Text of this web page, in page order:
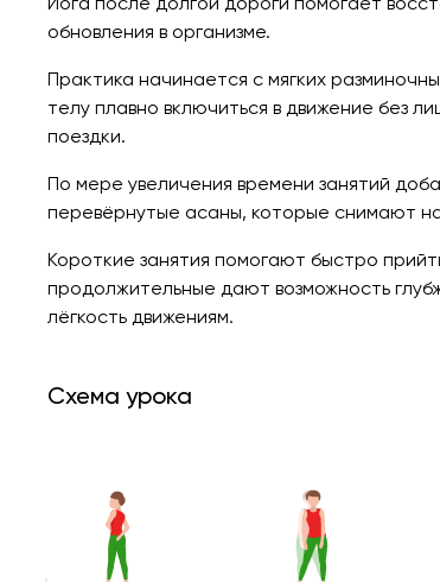
обновления в организме.
Практика начинается с мягких
телу плавно включиться в движение без
поездки.
По мере увеличения времени занятий
перевёрнутые асаны, которые снимают
Короткие занятия помогают быстро
продолжительные дают возможность
лёгкость движениям.
Схема урока